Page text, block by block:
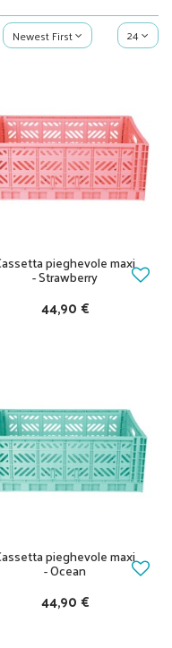
Newest First 24
pieghevole maxi
- Strawberry
44,90 €
pieghevole maxi
- Ocean
44,90 €